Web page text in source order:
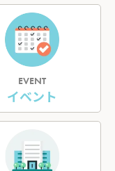
EVENT
イベント